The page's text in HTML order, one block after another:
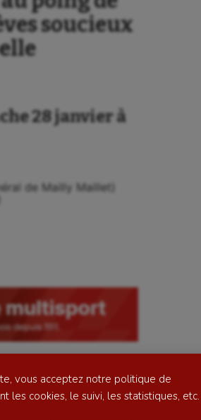
vous acceptez notre politique de
les cookies, le suivi, les statistiques, etc.
Longue paume
Moto
Natation artistique
soucieux
28 janvier à
de Mailly Maillet)